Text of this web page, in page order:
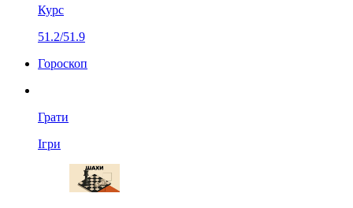
Курс
51.2/51.9
Гороскоп
Грати
Ігри